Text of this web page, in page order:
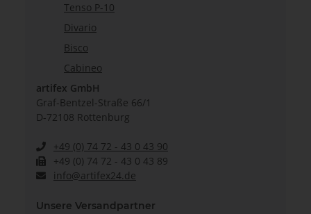
Tenso P-10
Divario
Bisco
Cabineo
artifex GmbH
Graf-Bentzel-Straße 66/1
D-72108 Rottenburg
+49 (0) 74 72 - 43 0 43 90
+49 (0) 74 72 - 43 0 43 89
info@artifex24.de
Unsere Versandpartner